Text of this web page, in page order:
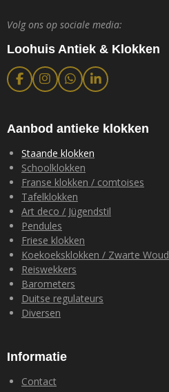
Volg ons op sociale media:
Loohuis Antiek & Klokken
F
a
b
o
k
I
n
a
r
a
m
W
h
s
p
p
L
i
e
Aanbod antieke klokken
Staande klokken
Schoolklokken
Franse klokken / comtoises
Tafelklokken
Art deco / Jügendstil
Pendules
Friese klokken
Koekoeksklokken / Zwarte Woud
Reiswekkers
Barometers
Duitse regulateurs
Diversen
Informatie
Contact